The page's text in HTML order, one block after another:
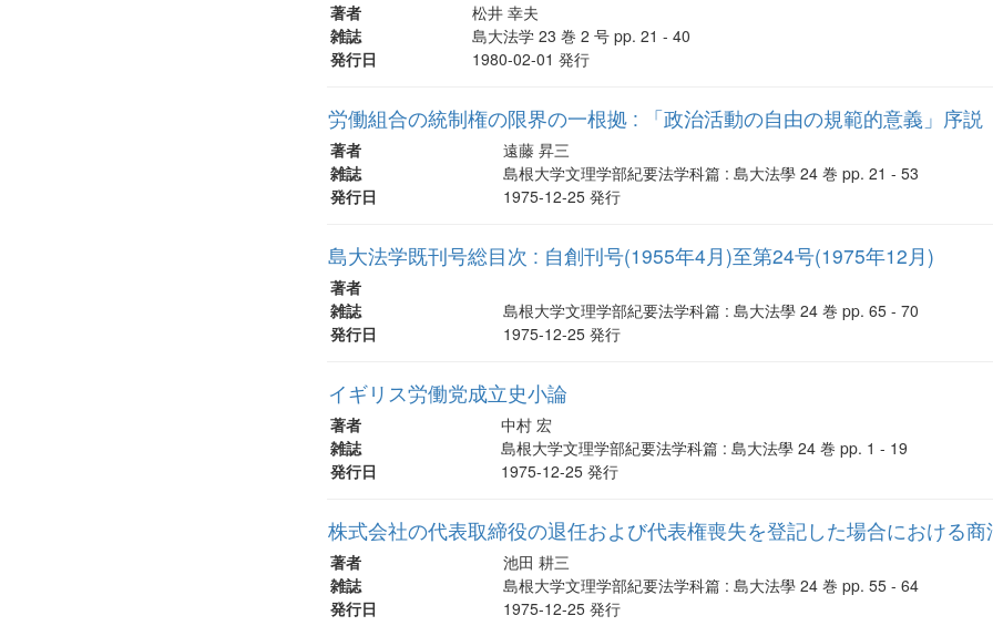
著者
松井 幸夫
雑誌
島大法学 23 巻 2 号 pp. 21 - 40
発行日
1980-02-01 発行
労働組合の統制権の限界の一根拠 : 「政治活動の自由の規範的意義」序説
著者
遠藤 昇三
雑誌
島根大学文理学部紀要法学科篇 : 島大法學 24 巻 pp. 21 - 53
発行日
1975-12-25 発行
島大法学既刊号総目次 : 自創刊号(1955年4月)至第24号(1975年12月)
著者
雑誌
島根大学文理学部紀要法学科篇 : 島大法學 24 巻 pp. 65 - 70
発行日
1975-12-25 発行
イギリス労働党成立史小論
著者
中村 宏
雑誌
島根大学文理学部紀要法学科篇 : 島大法學 24 巻 pp. 1 - 19
発行日
1975-12-25 発行
株式会社の代表取締役の退任および代表権喪失を登記した場合における
著者
池田 耕三
雑誌
島根大学文理学部紀要法学科篇 : 島大法學 24 巻 pp. 55 - 64
発行日
1975-12-25 発行